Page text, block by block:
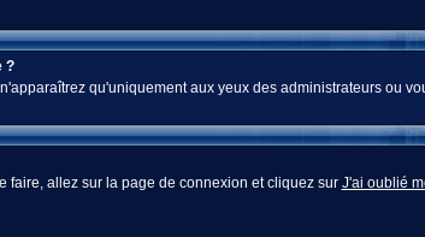
?
qu'uniquement aux yeux des administrateurs ou
faire, allez sur la page de connexion et cliquez sur J'ai oublié